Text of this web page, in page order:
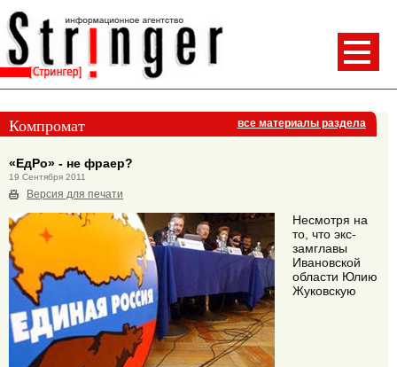
Компромат все материалы раздела
«ЕдРо» - не фраер?
19 Сентября 2011
Версия для печати
Несмотря на
то, что экс-
замглавы
Ивановской
области Юлию
Жуковскую